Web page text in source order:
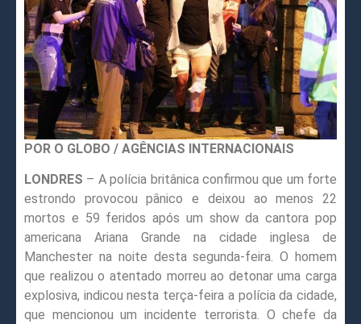
POR O GLOBO / AGÊNCIAS INTERNACIONAIS
LONDRES – A polícia britânica confirmou que um forte
estrondo provocou pânico e deixou ao menos 22
mortos e 59 feridos após um show da cantora pop
americana Ariana Grande na cidade inglesa de
Manchester na noite desta segunda-feira. O homem
que realizou o atentado morreu ao detonar uma carga
explosiva, indicou nesta terça-feira a polícia da cidade,
que mencionou um incidente terrorista. O chefe da